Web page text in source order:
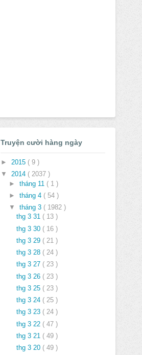
Truyện cười hàng ngày
► 2015 ( 9 )
▼ 2014 ( 2037 )
► tháng 11 ( 1 )
► tháng 4 ( 54 )
▼ tháng 3 ( 1982 )
thg 3 31 ( 13 )
thg 3 30 ( 16 )
thg 3 29 ( 21 )
thg 3 28 ( 24 )
thg 3 27 ( 23 )
thg 3 26 ( 23 )
thg 3 25 ( 23 )
thg 3 24 ( 25 )
thg 3 23 ( 24 )
thg 3 22 ( 47 )
thg 3 21 ( 49 )
thg 3 20 ( 49 )